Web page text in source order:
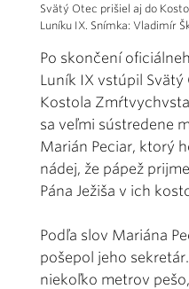
Svätý Otec prišiel aj do
Luníku IX. Snímka: Vladimír
Po skončení
Luník IX vstúpil Svätý
Kostola
sa veľmi sústredene
Marián Peciar, ktorý
nádej, že pápež
Pána Ježiša v ich
Podľa slov Mariána
pošepol jeho
niekoľko metrov